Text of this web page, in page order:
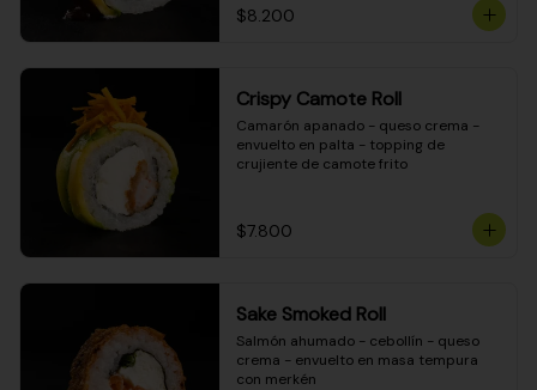
$8.200
Crispy Camote Roll
Camarón apanado - queso crema -
envuelto en palta - topping de
crujiente de camote frito
$7.800
Sake Smoked Roll
Salmón ahumado - cebollín - queso
crema - envuelto en masa tempura
con merkén